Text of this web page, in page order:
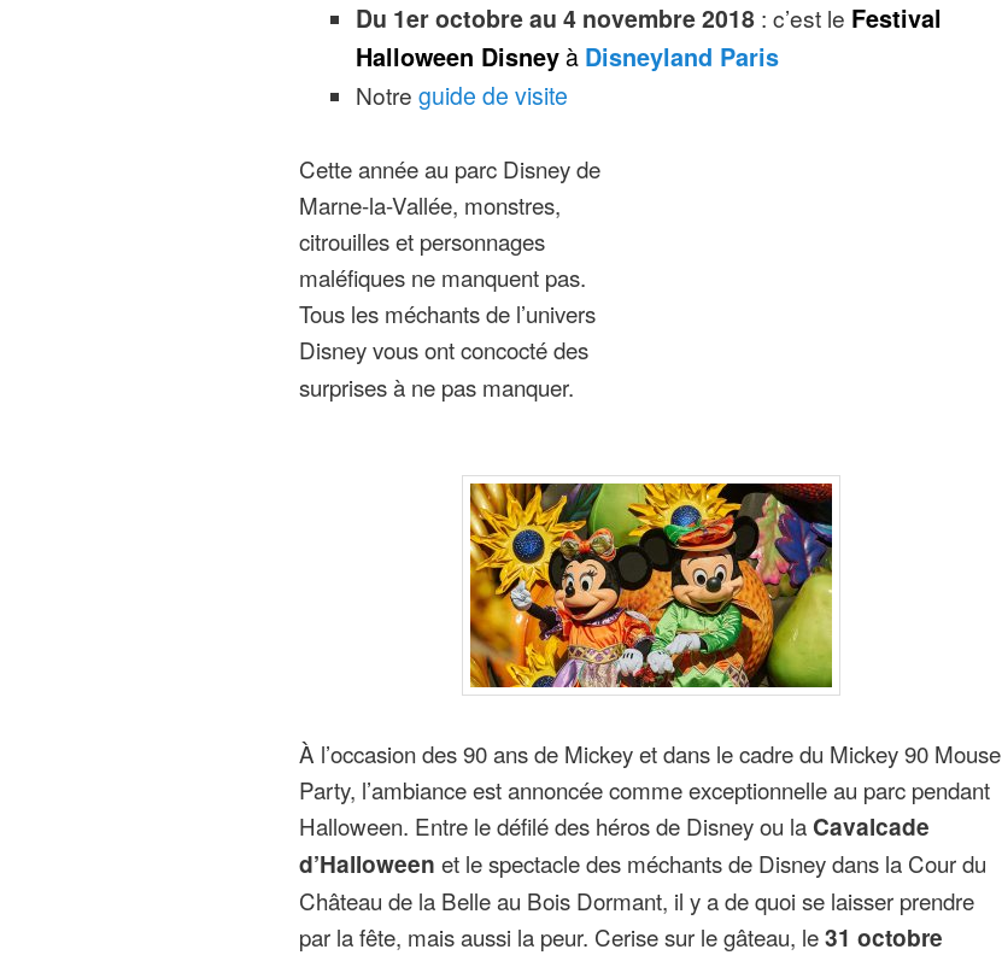
Du 1er octobre au 4 novembre 2018: c’est le Festival
Halloween Disneyà Disneyland Paris
Notre guide de visite
Cette année au parc Disney de
Marne-la-Vallée, monstres,
citrouilles et personnages
maléfiques ne manquent pas.
Tous les méchants de l’univers
Disney vous ont concocté des
surprises à ne pas manquer.
À l’occasion des 90 ans de Mickey et dans le cadre du Mickey 90 Mouse
Party, l’ambiance est annoncée comme exceptionnelle au parc pendant
Halloween. Entre le défilé des héros de Disney ou la Cavalcade
d’Halloween et le spectacle des méchants de Disney dans la Cour du
Château de la Belle au Bois Dormant, il y a de quoi se laisser prendre
par la fête, mais aussi la peur. Cerise sur le gâteau, le31 octobre